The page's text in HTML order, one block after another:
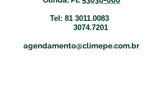
Tel: 81 3011.0083
3074.7201
agendamento@climepe.com.br